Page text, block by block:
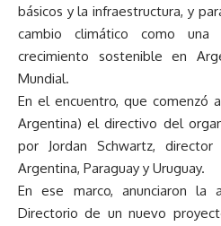
básicos y la infraestructura, y
cambio climático como
crecimiento sostenible en
Mundial.
En el encuentro, que comenzó
Argentina) el directivo del
por Jordan Schwartz,
Argentina, Paraguay y Uruguay.
En ese marco, anunciaron la
Directorio de un nuevo